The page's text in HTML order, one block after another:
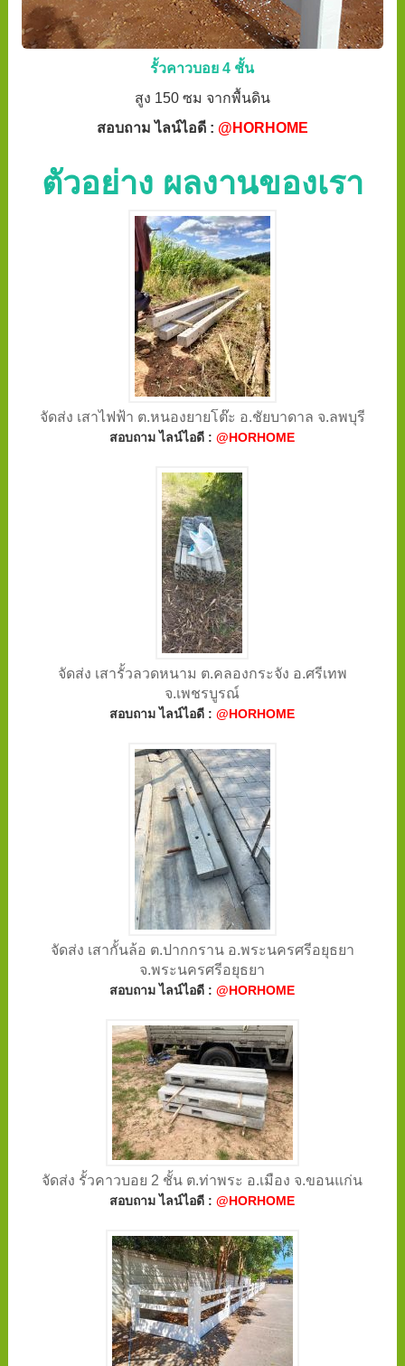
รั้วคาวบอย 4 ชั้น
สูง 150 ซม จากพื้นดิน
สอบถาม ไลน์ไอดี : @HORHOME
ตัวอย่าง ผลงานของเรา
จัดส่ง เสาไฟฟ้า ต.หนองยายโต๊ะ อ.ชัยบาดาล จ.ลพบุรี
สอบถาม ไลน์ไอดี :@HORHOME
จัดส่ง เสารั้วลวดหนาม ต.คลองกระจัง อ.ศรีเทพ
จ.เพชรบูรณ์
สอบถาม ไลน์ไอดี :@HORHOME
จัดส่ง เสากั้นล้อ ต.ปากกราน อ.พระนครศรีอยุธยา
จ.พระนครศรีอยุธยา
สอบถาม ไลน์ไอดี :@HORHOME
จัดส่ง รั้วคาวบอย 2 ชั้น ต.ท่าพระ อ.เมือง จ.ขอนแก่น
สอบถาม ไลน์ไอดี :@HORHOME